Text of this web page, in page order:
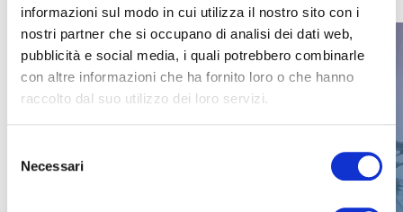
informazioni sul modo in cui utilizza il nostro sito con i
nostri partner che si occupano di analisi dei dati web,
pubblicità e social media, i quali potrebbero combinarle
con altre informazioni che ha fornito loro o che hanno
raccolto dal suo utilizzo dei loro servizi.
delNecessari